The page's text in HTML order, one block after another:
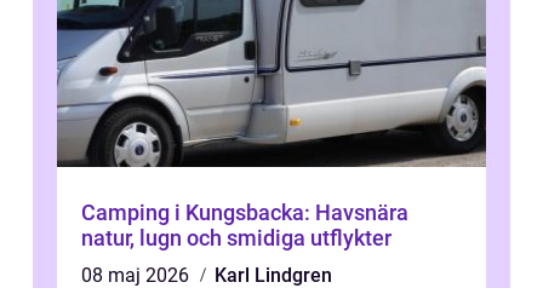
Camping i Kungsbacka: Havsnära
natur, lugn och smidiga utflykter
08 maj 2026
Karl Lindgren